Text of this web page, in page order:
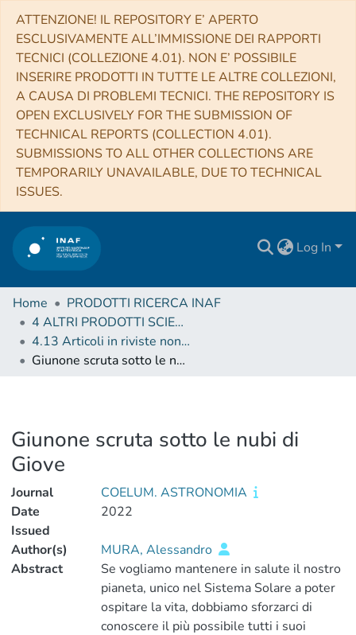
ATTENZIONE! IL REPOSITORY E’ APERTO
ESCLUSIVAMENTE ALL’IMMISSIONE DEI RAPPORTI
TECNICI (COLLEZIONE 4.01). NON E’ POSSIBILE
INSERIRE PRODOTTI IN TUTTE LE ALTRE COLLEZIONI,
A CAUSA DI PROBLEMI TECNICI. THE REPOSITORY IS
OPEN EXCLUSIVELY FOR THE SUBMISSION OF
TECHNICAL REPORTS (COLLECTION 4.01).
SUBMISSIONS TO ALL OTHER COLLECTIONS ARE
TEMPORARILY UNAVAILABLE, DUE TO TECHNICAL
ISSUES.
Log In
Home
PRODOTTI RICERCA INAF
4 ALTRI PRODOTTI SCIENTIFICI (Other scientific products)
4.13 Articoli in riviste non scientifiche, circolari, telegrammi
Giunone scruta sotto le nubi di Giove
Giunone scruta sotto le nubi di
Giove
Journal
COELUM. ASTRONOMIA
Date
Issued
2022
Author(s)
MURA, Alessandro
Abstract
Se vogliamo mantenere in salute il nostro
pianeta, unico nel Sistema Solare a poter
ospitare la vita, dobbiamo sforzarci di
conoscere il più possibile tutti i suoi